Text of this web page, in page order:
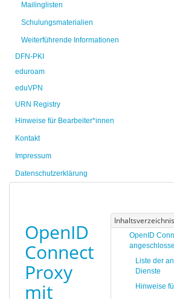
Mailinglisten
Schulungsmaterialien
Weiterführende Informationen
DFN-PKI
eduroam
eduVPN
URN Registry
Hinweise für Bearbeiter*innen
Kontakt
Impressum
Datenschutzerklärung
Inhaltsverzeichnis
OpenID
Liste der
Dienste
Hinweise
OpenID
Connect
Proxy
mit